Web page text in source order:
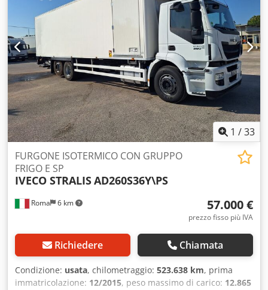
1 /33
Roma 6 km
FURGONE ISOTERMICO CON GRUPPO
FRIGO E SP
IVECO STRALISAD260S36Y\PS
57.000 €
prezzo fisso più IVA
Richiedere Chiamata
Condizione: usata, chilometraggio: 523.638 km, prima
immatricolazione: 12/2015, peso massimo di carico: 12.865